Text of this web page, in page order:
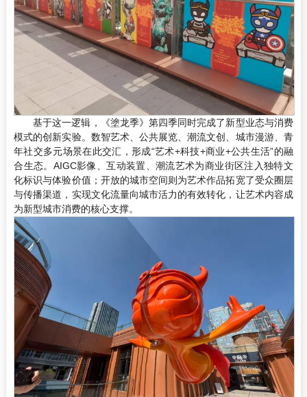
基于这一逻辑，《塗龙季》第四季同时完成了新型业态与消费
模式的创新实验。数智艺术、公共展览、潮流文创、城市漫游、青
年社交多元场景在此交汇，形成“艺术+科技+商业+公共生活”的融
合生态。AIGC影像、互动装置、潮流艺术为商业街区注入独特文
化标识与体验价值；开放的城市空间则为艺术作品拓宽了受众圈层
与传播渠道，实现文化流量向城市活力的有效转化，让艺术内容成
为新型城市消费的核心支撑。